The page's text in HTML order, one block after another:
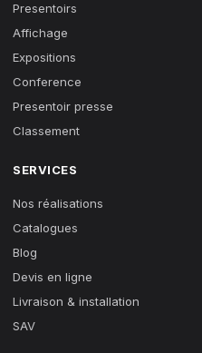
Presentoirs
Affichage
Expositions
Conference
Presentoir presse
Classement
SERVICES
Nos réalisations
Catalogues
Blog
Devis en ligne
Livraison & installation
SAV